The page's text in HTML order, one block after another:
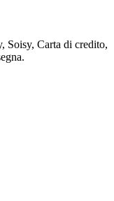
Soisy, Carta di credito,